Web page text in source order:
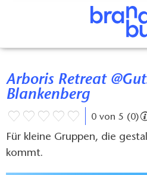
Arboris Retreat @Gutshaus
Blankenberg
0 von 5 (0)
Für kleine Gruppen, die
kommt.